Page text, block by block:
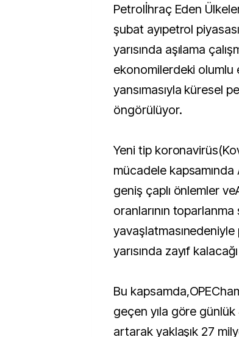
Petrolİhraç Eden Ülkeler Örgütü’nün(OPEC)
şubat ayıpetrol
yarısında aşılama
ekonomilerdeki olumlu
yansımasıyla küresel
öngörülüyor.
Yeni tip
mücadele kapsamında
geniş çaplı önlemler
oranlarının
yavaşlatmasınedeniyle
yarısında zayıf
Bu
geçen yıla göre
artarak yaklaşık 27